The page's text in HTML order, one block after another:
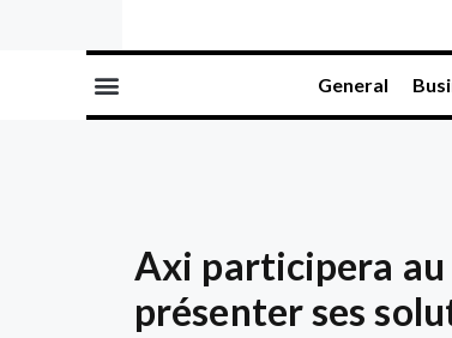
General
Axi participera
présenter ses